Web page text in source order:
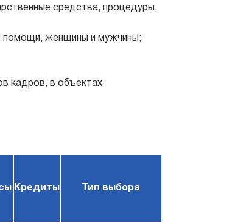
средства, процедуры,
помощи, женщины и мужчины;
кадров, в объектах
Кредиты Тип выбора